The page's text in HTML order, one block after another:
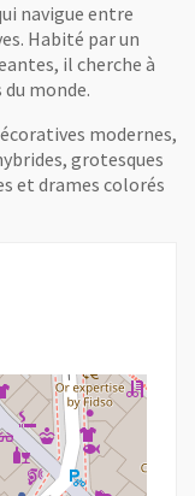
navigue entre
Habité par un
il cherche à
monde.
modernes,
grotesques
et drames colorés
Moteur